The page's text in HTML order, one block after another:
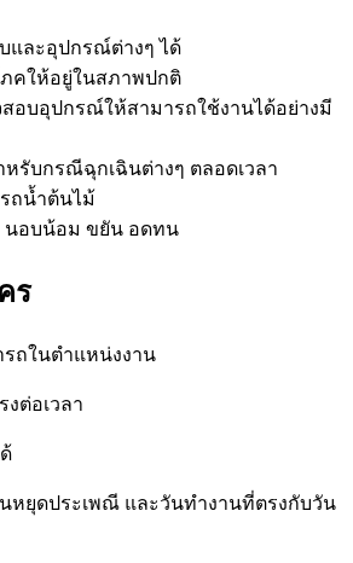
และอุปกรณ์ต่างๆ ได้
คให้อยู่ในสภาพปกติ
อบอุปกรณ์ให้สามารถใช้งานได้อย่างมี
รับกรณีฉุกเฉินต่างๆ ตลอดเวลา
ถน้ำต้นไม้
นอบน้อม ขยัน อดทน
ร
ถในตำแหน่งงาน
ต่อเวลา
หยุดประเพณี และวันทำงานที่ตรงกับวัน